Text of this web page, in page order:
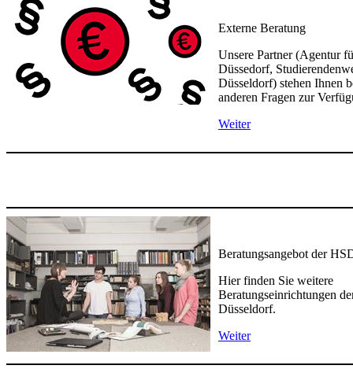
Externe Beratung
Unsere Partner (Agentur
Düssedorf,
Düsseldorf) stehen Ihnen
anderen Fragen zur
Weiter
Beratungsangebot der
Hier finden Sie weitere
Beratungseinrichtungen
Düsseldorf.
Weiter